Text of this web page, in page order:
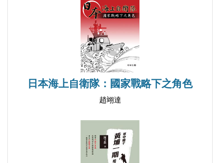
日本海上自衛隊：國家戰略下之角色
趙翊達